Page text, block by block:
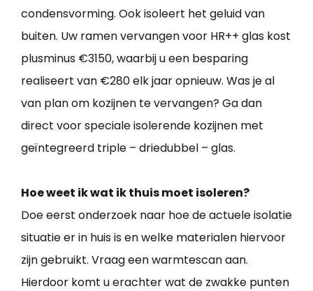
condensvorming. Ook isoleert het geluid van
buiten. Uw ramen vervangen voor HR++ glas kost
plusminus €3150, waarbij u een besparing
realiseert van €280 elk jaar opnieuw. Was je al
van plan om kozijnen te vervangen? Ga dan
direct voor speciale isolerende kozijnen met
geïntegreerd triple – driedubbel – glas.
Hoe weet ik wat ik thuis moet isoleren?
Doe eerst onderzoek naar hoe de actuele isolatie
situatie er in huis is en welke materialen hiervoor
zijn gebruikt. Vraag een warmtescan aan.
Hierdoor komt u erachter wat de zwakke punten